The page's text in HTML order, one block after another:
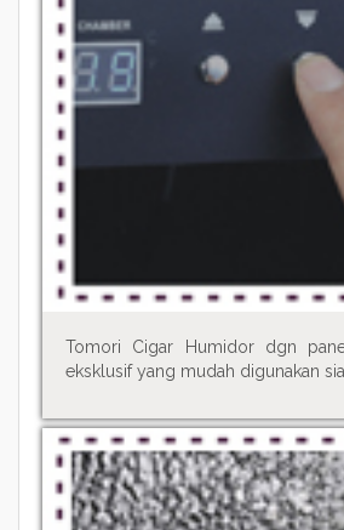
Tomori Cigar Humidor dgn
eksklusif yang mudah digunakan